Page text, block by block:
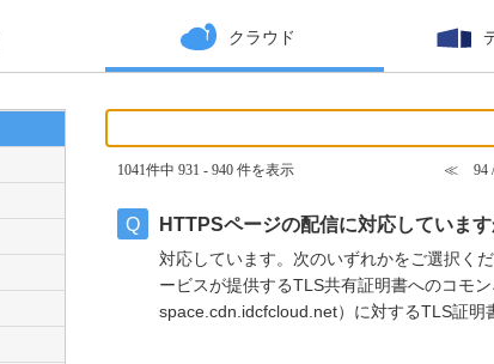
クラウド
1041件中 931 - 940 件を表示 ≪ 94
HTTPSページの配信に対応しています
対応しています。次のいずれかをご選択く
ービスが提供するTLS共有証明書へのコモ
space.cdn.idcfcloud.net）に対するTLS証明